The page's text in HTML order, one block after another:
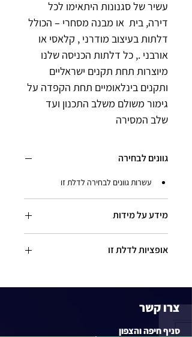
עשיר של סגנונות היתאימו לכל
דירה, בית  או מבנה מסחרי – הכולל
דלתות בעיצוב מודרני , קלאסי או
אורבני ., כל דלתות הכניסה שלנו
מיוצרות תחת תקנים ישראליים
ותקנים בינלאומיים תחת הקפדה על
גימור משולם משלב התכנון ועד
שלב המסירה
גוונים לבחירה
עשרות גוונים לבחירה לדלת זו
מידע על מידות
עד 980 מ"מ לרוחב ו 2030 מ"מ לגובה
- ניתן להזמין דלתות עד 1960 מ"מ רוחב ועד
גובה של 2900 מ"מ
אופציות לדלת זו
סמויים וכן עם קבוע עליון או צדדי - לפי תכנית
צרו קשר
סניף חיפה והצפון